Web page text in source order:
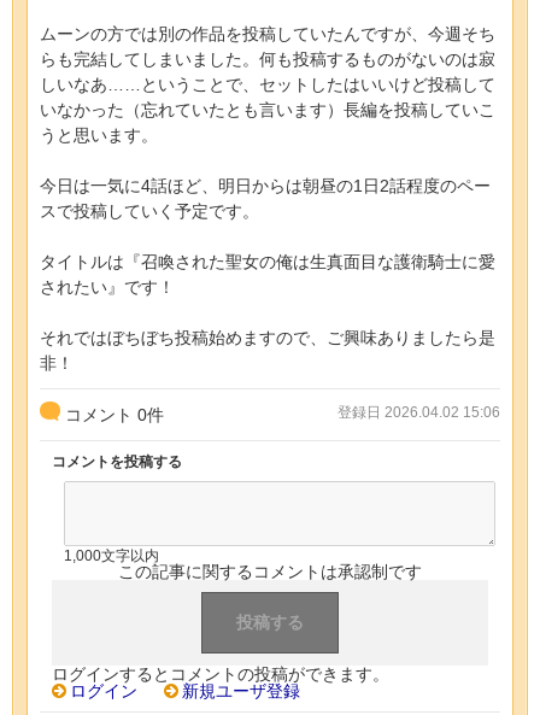
ムーンの方では別の作品を投稿していたんですが、今週そち
らも完結してしまいました。何も投稿するものがないのは寂
しいなあ……ということで、セットしたはいいけど投稿して
いなかった（忘れていたとも言います）長編を投稿していこ
うと思います。
今日は一気に4話ほど、明日からは朝昼の1日2話程度のペー
スで投稿していく予定です。
タイトルは『召喚された聖女の俺は生真面目な護衛騎士に愛
されたい』です！
それではぼちぼち投稿始めますので、ご興味ありましたら是
非！
コメント 0件 登録日 2026.04.02 15:06
コメントを投稿する
1,000文字以内
この記事に関するコメントは承認制です
ログインするとコメントの投稿ができます。
ログイン
新規ユーザ登録